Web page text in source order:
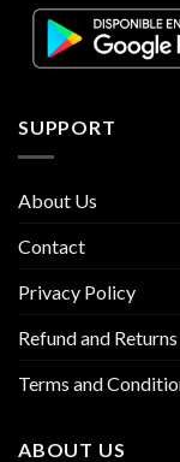
SUPPORT
About Us
Contact
Privacy Policy
Refund and
Terms and
ABOUT US